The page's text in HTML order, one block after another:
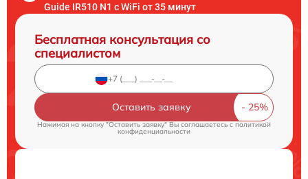
Guide IR510 N1 c WiFi от 35 минут
Бесплатная консультация со
специалистом
Оставить заявку
Нажимая на кнопку "Оставить заявку" Вы соглашаетесь cполитикой
конфиденциальности